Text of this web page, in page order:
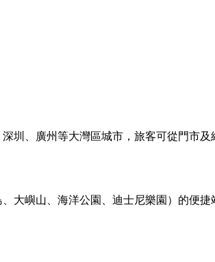
圳、廣州等大灣區城市，旅客可從門市及
大嶼山、海洋公園、迪士尼樂園）的便